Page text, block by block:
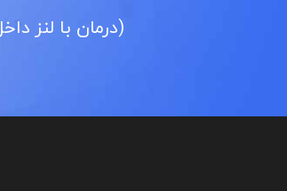
(درمان با لنز داخل چشمی)